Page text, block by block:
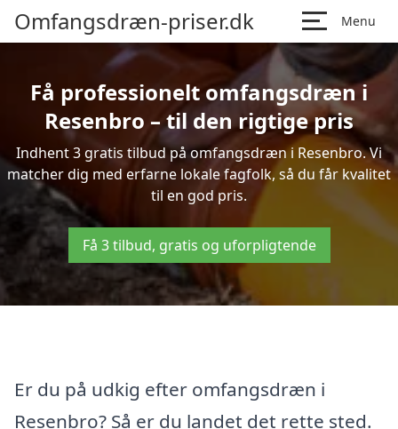
Omfangsdræn-priser.dk Menu
Få professionelt omfangsdræn i
Resenbro – til den rigtige pris
Indhent 3 gratis tilbud på omfangsdræn i Resenbro. Vi
matcher dig med erfarne lokale fagfolk, så du får kvalitet
til en god pris.
Få 3 tilbud, gratis og uforpligtende
Er du på udkig efter omfangsdræn i
Resenbro? Så er du landet det rette sted.